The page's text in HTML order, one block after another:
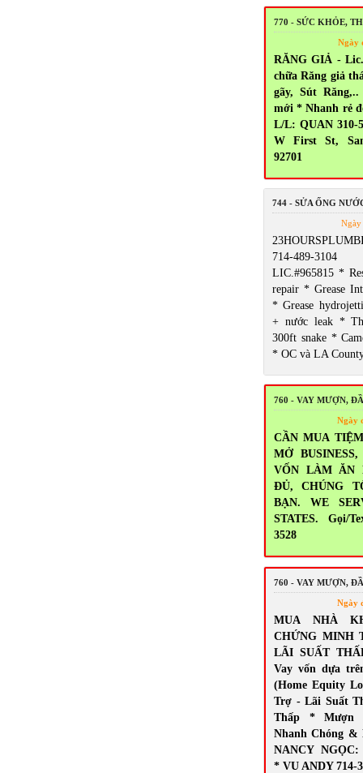
770 - SỨC KHỎE,
Ngày
RĂNG GIẢ -
chữa Răng giả
gãy, Sút
mới * Nhanh rẻ
L/L: QUAN 310-
W First St,
92701
744 - SỬA ỐNG
Ngày
714-489-3104
LIC.#965815 *
repair * Grease
* Grease
+ nước leak *
300ft snake *
* OC và LA
760 - VAY MƯỢN,
Ngày
CẦN MUA
MỞ
VỐN LÀM ĂN
ĐỦ, CHÚNG
BẠN. WE
STATES. Gọi/
3528
760 - VAY MƯỢN,
Ngày
MUA NHÀ
CHỨNG MINH
LÃI SUẤT
Vay vốn dựa
(Home Equity
Trợ - Lãi Suất
Thấp * Mượn
Nhanh Chóng &
NANCY NGỌC:
* VU ANDY 714-